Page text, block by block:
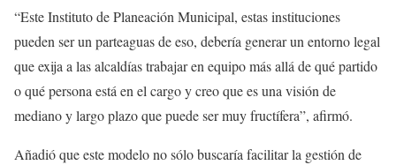
“Este Instituto de Planeación Municipal, estas instituciones
pueden ser un parteaguas de eso, debería generar un entorno legal
que exija a las alcaldías trabajar en equipo más allá de qué partido
o qué persona está en el cargo y creo que es una visión de
mediano y largo plazo que puede ser muy fructífera”, afirmó.
Añadió que este modelo no sólo buscaría facilitar la gestión de